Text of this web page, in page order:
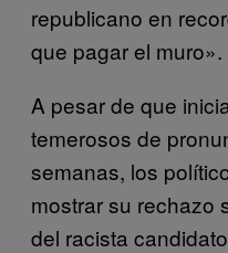
republicano en
que pagar el muro».
A pesar de que
temerosos de
semanas, los
mostrar su rechazo
del racista